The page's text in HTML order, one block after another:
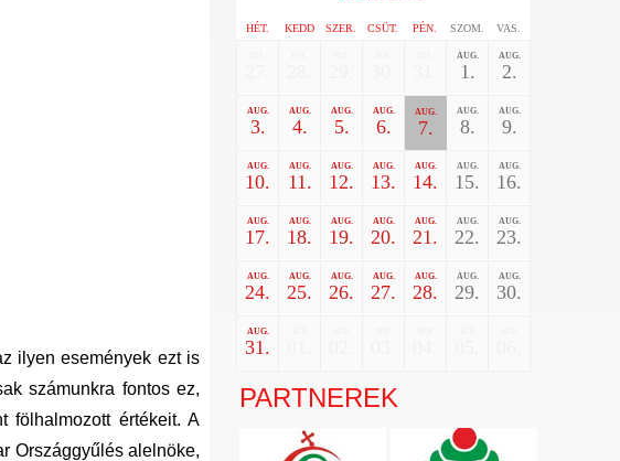
ilyen események ezt is
számunkra fontos ez,
fölhalmozott értékeit. A
Országgyűlés alelnöke,
HÉT. KEDD SZER. CSÜT. PÉN. SZOM. VAS.
AUG.
1.
AUG.
2.
AUG.
3.
AUG.
4.
AUG.
5.
AUG.
6.
AUG.
7.
AUG.
8.
AUG.
9.
AUG.
10.
AUG.
11.
AUG.
12.
AUG.
13.
AUG.
14.
AUG.
15.
AUG.
16.
AUG.
17.
AUG.
18.
AUG.
19.
AUG.
20.
AUG.
21.
AUG.
22.
AUG.
23.
AUG.
24.
AUG.
25.
AUG.
26.
AUG.
27.
AUG.
28.
AUG.
29.
AUG.
30.
AUG.
31.
PARTNEREK